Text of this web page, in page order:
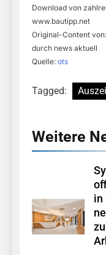
Download von
www.bautipp.net
Original-Content
durch news aktuell
Quelle: ots
Tagged:
Weitere
in